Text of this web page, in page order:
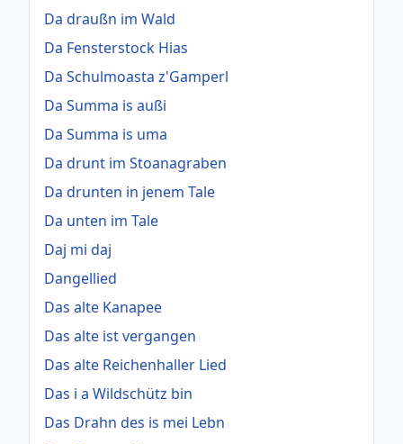
Da draußn im Wald
Da Fensterstock Hias
Da Schulmoasta z'Gamperl
Da Summa is außi
Da Summa is uma
Da drunt im Stoanagraben
Da drunten in jenem Tale
Da unten im Tale
Daj mi daj
Dangellied
Das alte Kanapee
Das alte ist vergangen
Das alte Reichenhaller Lied
Das i a Wildschütz bin
Das Drahn des is mei Lebn